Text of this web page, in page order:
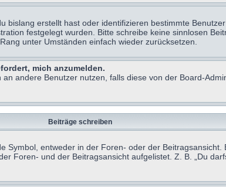
erstellt hast oder identifizieren bestimmte
festgelegt wurden. Bitte schreibe keine sinnlosen
unter Umständen einfach wieder zurücksetzen.
mich anzumelden.
andere Benutzer nutzen, falls diese von der Board-
Beiträge schreiben
entweder in der Foren- oder der
Foren- und der Beitragsansicht aufgelistet. Z. B. „Du